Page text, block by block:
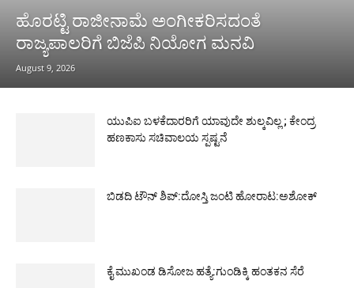
ಹೊರಟ್ಟಿ ರಾಜೀನಾಮೆ ಅಂಗೀಕರಿಸದಂತೆ
ರಾಜ್ಯಪಾಲರಿಗೆ ಬಿಜೆಪಿ ನಿಯೋಗ ಮನವಿ
August 9, 2026
ಯುಪಿಐ ಬಳಕೆದಾರರಿಗೆ ಯಾವುದೇ ಶುಲ್ಕವಿಲ್ಲ ; ಕೇಂದ್ರ
ಹಣಕಾಸು ಸಚಿವಾಲಯ ಸ್ಪಷ್ಟನೆ
ಬಿಡದಿ ಟೌನ್ ಶಿಪ್:ದೋಸ್ತಿ ಜಂಟಿ ಹೋರಾಟ:ಅಶೋಕ್
ಕೈ ಮುಖಂಡ ಡಿಸೋಜ ಹತ್ಯೆ:ಗುಂಡಿಕ್ಕಿ ಹಂತಕನ ಸೆರೆ